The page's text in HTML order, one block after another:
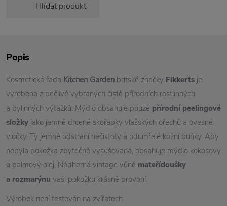
Hlídat produkt
Popis
Kosmetická řada Kitchen Garden britské značky Fikkerts je
vyrobena z pečlivě vybraných čistě přírodních rostlinných
a bylinných výtažků. Mýdlo obsahuje pouze přírodní peelingové
složky jako jemně drcené skořápky vlašských ořechů a ovesné
vločky. Ty jemně odstraní nečistoty a odumřelé kožní buňky. Aby
nebyla pokožka zbytečně vysušovaná, obsahuje mýdlo kokosový
a palmový olej. Nádherná vintage vůně mateřídoušky
a rozmarýnu vaši pokožku krásně provoní.
Výrobek není testován na zvířatech.